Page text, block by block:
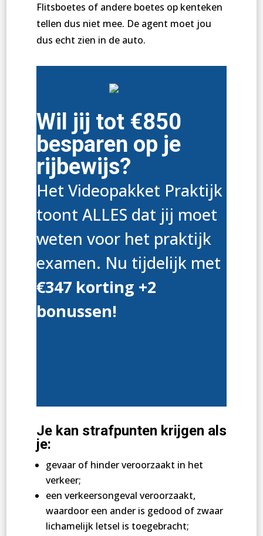
Flitsboetes of andere boetes op kenteken
tellen dus niet mee. De agent moet jou
dus echt zien in de auto.
Wil jij tot €850
besparen op je
rijbewijs?
Het Videopakket Praktijk
toont ALLES dat jij moet
weten voor het praktijk
examen. Nu tijdelijk met
€347 korting +2
bonussen!
Je kan strafpunten krijgen als
je:
gevaar of hinder veroorzaakt in het
verkeer;
een verkeersongeval veroorzaakt,
waardoor een ander is gedood of zwaar
lichamelijk letsel is toegebracht;